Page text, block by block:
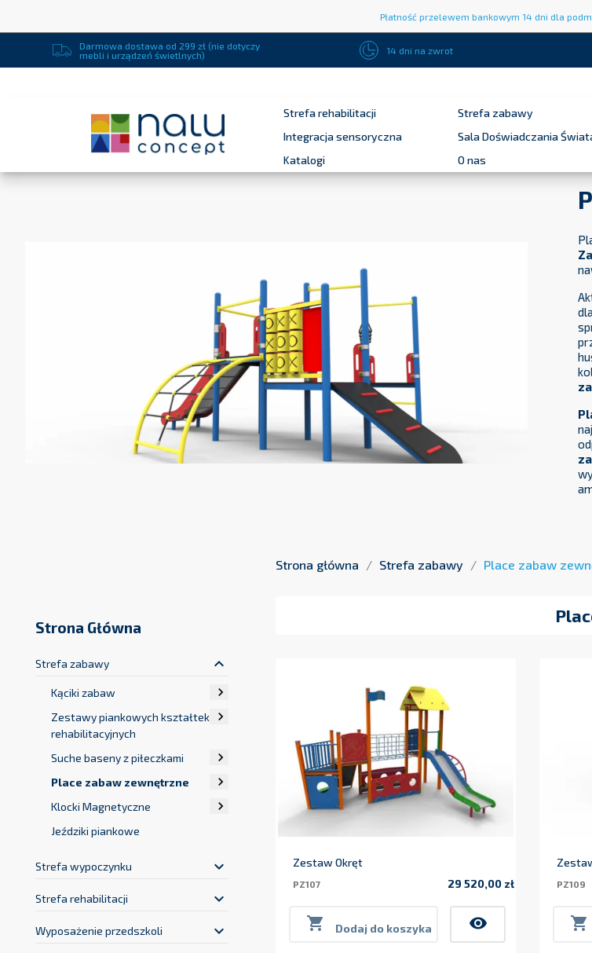
Płatność przelewem bankowym 14 dni dla
Darmowa dostawa od 299 zł (nie dotyczy
mebli i urządzeń świetlnych)
14 dni na zwrot
Strefa rehabilitacji
Strefa zabawy
Integracja sensoryczna
Sala Doświadczania
Katalogi
O nas
Strona Główna
Strefa zabawy keyboard_arrow_up
Kąciki zabaw 
Zestawy piankowych kształtek
rehabilitacyjnych

Suche baseny z piłeczkami 
Place zabaw zewnętrzne 
Klocki Magnetyczne 
Jeździki piankowe
Strefa wypoczynku keyboard_arrow_down
Strefa rehabilitacji keyboard_arrow_down
Wyposażenie przedszkoli keyboard_arrow_down
Strona główna Strefa zabawy Place zabaw
Zestaw Okręt
PZ107 29 520,00 zł
 Dodaj do koszyka visibility
PZ109
